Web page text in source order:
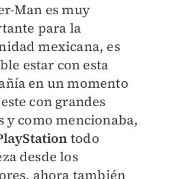
Man es muy
para la
mexicana, es
estar con esta
en un momento
con grandes
y como mencionaba,
todo
desde los
ahora también